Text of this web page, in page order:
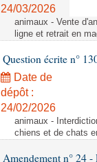
24/03/2026
animaux - Vente
ligne et retrait en
Question écrite n°
Date de
dépôt :
24/02/2026
animaux -
chiens et de chats
Amendement n° 24